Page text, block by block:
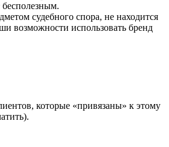
бесполезным.
судебного спора, не находится
возможности использовать бренд
которые «привязаны» к этому